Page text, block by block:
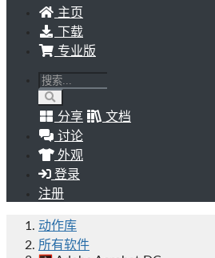
主页
下载
专业版
分享
文档
讨论
外观
登录
注册
动作库
所有软件